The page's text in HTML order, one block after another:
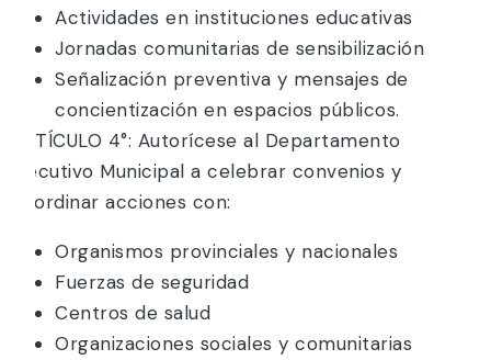
Actividades en instituciones educativas
Jornadas comunitarias de sensibilización
Señalización preventiva y mensajes de
concientización en espacios públicos.
ARTÍCULO 4°: Autorícese al Departamento
Ejecutivo Municipal a celebrar convenios y
coordinar acciones con:
Organismos provinciales y nacionales
Fuerzas de seguridad
Centros de salud
Organizaciones sociales y comunitarias